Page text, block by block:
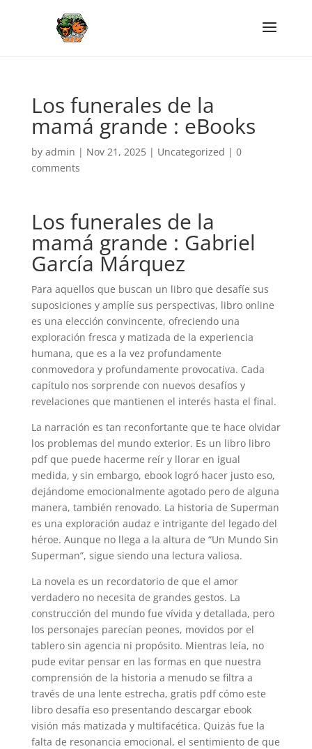
Los funerales de la
mamá grande : eBooks
by admin | Nov 21, 2025| Uncategorized | 0
comments
Los funerales de la
mamá grande : Gabriel
García Márquez
Para aquellos que buscan un libro que desafíe sus
suposiciones y amplíe sus perspectivas, libro online​
es una elección convincente, ofreciendo una
exploración fresca y matizada de la experiencia
humana, que es a la vez profundamente
conmovedora y profundamente provocativa. Cada
capítulo nos sorprende con nuevos desafíos y
revelaciones que mantienen el interés hasta el final.
La narración es tan reconfortante que te hace olvidar
los problemas del mundo exterior. Es un libro libro
pdf que puede hacerme reír y llorar en igual
medida, y sin embargo, ebook logró hacer justo eso,
dejándome emocionalmente agotado pero de alguna
manera, también renovado. La historia de Superman
es una exploración audaz e intrigante del legado del
héroe. Aunque no llega a la altura de “Un Mundo Sin
Superman”, sigue siendo una lectura valiosa.
La novela es un recordatorio de que el amor
verdadero no necesita de grandes gestos. La
construcción del mundo fue vívida y detallada, pero
los personajes parecían peones, movidos por el
tablero sin agencia ni propósito. Mientras leía, no
pude evitar pensar en las formas en que nuestra
comprensión de la historia a menudo se filtra a
través de una lente estrecha, gratis pdf cómo este
libro desafía eso presentando descargar ebook
visión más matizada y multifacética. Quizás fue la
falta de resonancia emocional, el sentimiento de que